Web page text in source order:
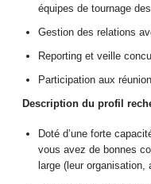
équipes de tournage
Gestion des relations
Reporting et veille
Participation aux
Description du profil
Doté d’une forte
vous avez de bonnes
large (leur organisation,